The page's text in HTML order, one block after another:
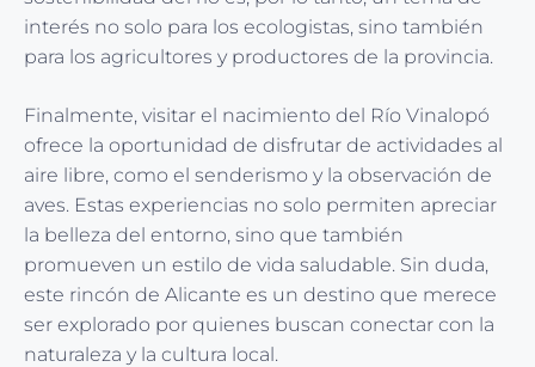
interés no solo para los ecologistas, sino también
para los agricultores y productores de la provincia.
Finalmente, visitar el nacimiento del Río Vinalopó
ofrece la oportunidad de disfrutar de actividades al
aire libre, como el senderismo y la observación de
aves. Estas experiencias no solo permiten apreciar
la belleza del entorno, sino que también
promueven un estilo de vida saludable. Sin duda,
este rincón de Alicante es un destino que merece
ser explorado por quienes buscan conectar con la
naturaleza y la cultura local.